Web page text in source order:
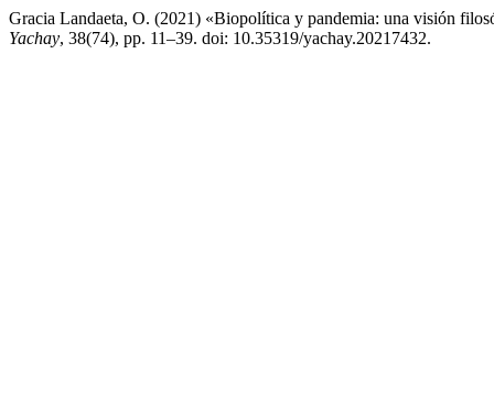
Gracia Landaeta, O. (2021) «Biopolítica y pandemia: una visión
Yachay, 38(74), pp. 11–39. doi: 10.35319/yachay.20217432.